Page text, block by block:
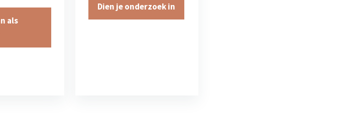
als
Dien je onderzoek in